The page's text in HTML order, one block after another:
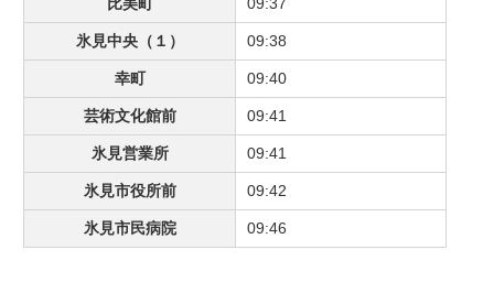
氷見中央（１） 09:38
幸町 09:40
芸術文化館前 09:41
氷見営業所 09:41
氷見市役所前 09:42
氷見市民病院 09:46